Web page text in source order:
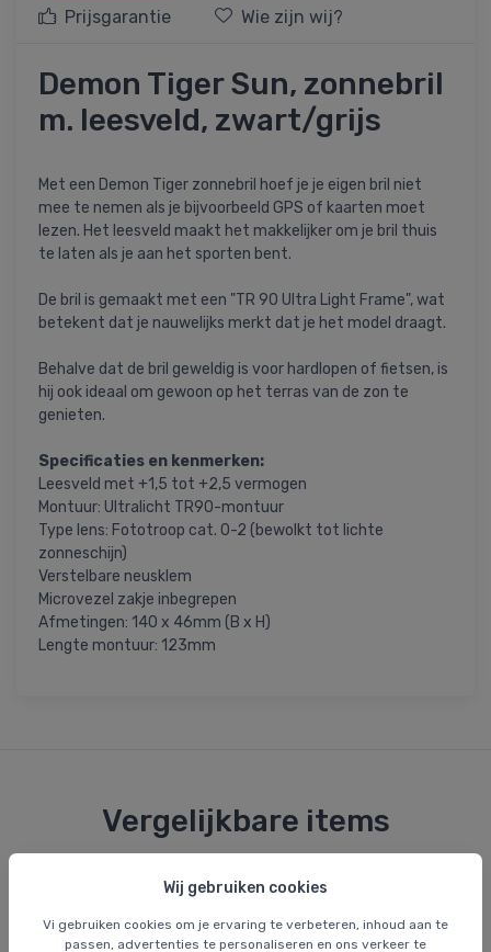
Wij gebruiken cookies
Vi gebruiken cookies om je ervaring te verbeteren, inhoud aan te
passen, advertenties te personaliseren en ons verkeer te
Prijsgarantie Wie zijn wij?
Demon Tiger Sun, zonnebril
m. leesveld, zwart/grijs
Met een Demon Tiger zonnebril hoef je je eigen bril niet
mee te nemen als je bijvoorbeeld GPS of kaarten moet
lezen. Het leesveld maakt het makkelijker om je bril thuis
te laten als je aan het sporten bent.
De bril is gemaakt met een "TR 90 Ultra Light Frame", wat
betekent dat je nauwelijks merkt dat je het model draagt.
Behalve dat de bril geweldig is voor hardlopen of fietsen, is
hij ook ideaal om gewoon op het terras van de zon te
genieten.
Specificaties en kenmerken:
Leesveld met +1,5 tot +2,5 vermogen
Montuur: Ultralicht TR90-montuur
Type lens: Fototroop cat. 0-2 (bewolkt tot lichte
zonneschijn)
Verstelbare neusklem
Microvezel zakje inbegrepen
Afmetingen: 140 x 46mm (B x H)
Lengte montuur: 123mm
Vergelijkbare items